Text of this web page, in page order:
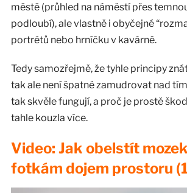
městě (průhled na náměstí přes
podloubí), ale vlastně i obyčejné
portrétů nebo hrníčku v kavárně.
Tedy samozřejmě, že tyhle principy
tak ale není špatné zamudrovat nad
tak skvěle fungují, a proč je prostě
tahle kouzla více.
Video: Jak obelstít
fotkám dojem prostoru